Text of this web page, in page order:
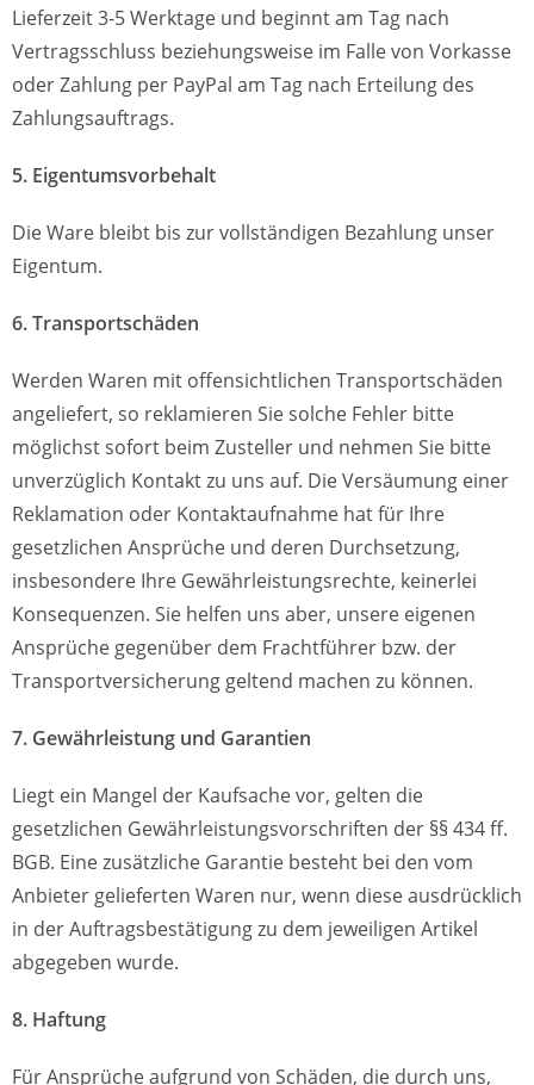
Lieferzeit 3-5 Werktage und beginnt am Tag nach
Vertragsschluss beziehungsweise im Falle von Vorkasse
oder Zahlung per PayPal am Tag nach Erteilung des
Zahlungsauftrags.
5. Eigentumsvorbehalt
Die Ware bleibt bis zur vollständigen Bezahlung unser
Eigentum.
6. Transportschäden
Werden Waren mit offensichtlichen Transportschäden
angeliefert, so reklamieren Sie solche Fehler bitte
möglichst sofort beim Zusteller und nehmen Sie bitte
unverzüglich Kontakt zu uns auf. Die Versäumung einer
Reklamation oder Kontaktaufnahme hat für Ihre
gesetzlichen Ansprüche und deren Durchsetzung,
insbesondere Ihre Gewährleistungsrechte, keinerlei
Konsequenzen. Sie helfen uns aber, unsere eigenen
Ansprüche gegenüber dem Frachtführer bzw. der
Transportversicherung geltend machen zu können.
7. Gewährleistung und Garantien
Liegt ein Mangel der Kaufsache vor, gelten die
gesetzlichen Gewährleistungsvorschriften der §§ 434 ff.
BGB. Eine zusätzliche Garantie besteht bei den vom
Anbieter gelieferten Waren nur, wenn diese ausdrücklich
in der Auftragsbestätigung zu dem jeweiligen Artikel
abgegeben wurde.
8. Haftung
Für Ansprüche aufgrund von Schäden, die durch uns,